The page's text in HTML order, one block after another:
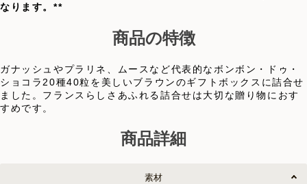
なります。**
商品の特徴
ガナッシュやプラリネ、ムースなど代表的なボンボン・ドゥ・
ショコラ20種40粒を美しいブラウンのギフトボックスに詰合せ
ました。フランスらしさあふれる詰合せは大切な贈り物におす
すめです。
商品詳細
素材